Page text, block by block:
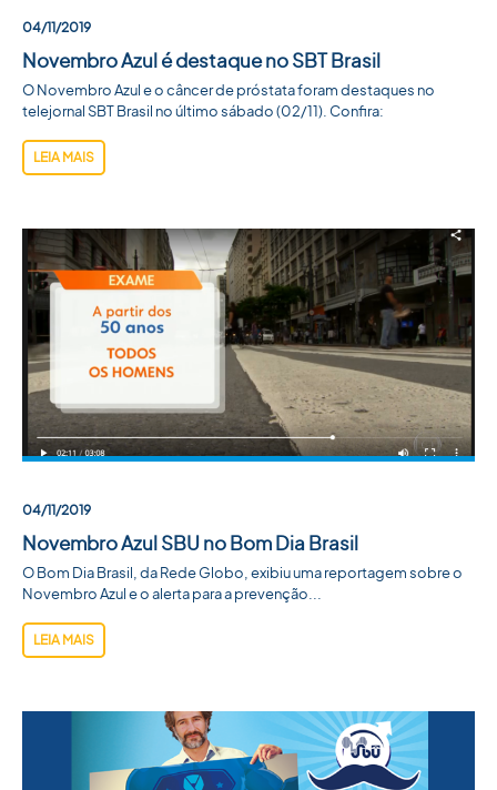
04/11/2019
Novembro Azul é destaque no SBT Brasil
O Novembro Azul e o câncer de próstata foram destaques no
telejornal SBT Brasil no último sábado (02/11). Confira:
LEIA MAIS
04/11/2019
Novembro Azul SBU no Bom Dia Brasil
O Bom Dia Brasil, da Rede Globo, exibiu uma reportagem sobre o
Novembro Azul e o alerta para a prevenção...
LEIA MAIS